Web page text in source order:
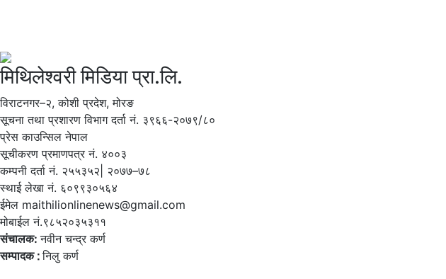
मिथिलेश्वरी मिडिया प्रा.लि.
विराटनगर–२, कोशी प्रदेश, मोरङ
सूचना तथा प्रशारण विभाग दर्ता नं. ३९६६-२०७९/८०
प्रेस काउन्सिल नेपाल
सूचीकरण प्रमाणपत्र नं. ४००३
कम्पनी दर्ता नं. २५५३५२| २०७७–७८
स्थाई लेखा नं. ६०९९३०५६४
ईमेल maithilionlinenews@gmail.com
मोबाईल नं.९८५२०३५३११
संचालक:नवीन चन्द्र कर्ण
सम्पादक ∶निलु कर्ण